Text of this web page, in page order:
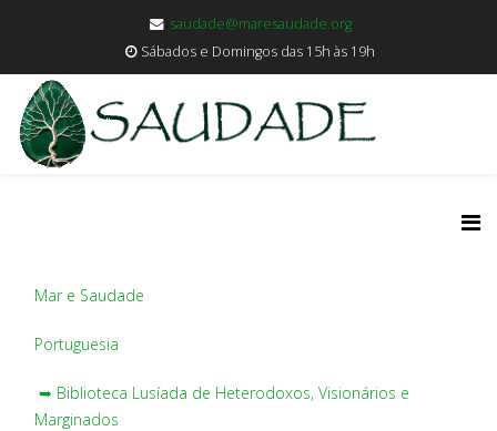
saudade@maresaudade.org
Sábados e Domingos das 15h às 19h
Mar e Saudade
Portuguesia
➥ Biblioteca Lusíada de Heterodoxos, Visionários e
Marginados